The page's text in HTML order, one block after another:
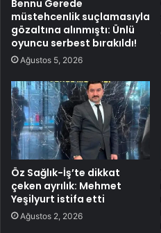
Bennu Gerede
müstehcenlik suçlamasıyla
gözaltına alınmıştı: Ünlü
oyuncu serbest bırakıldı!
Ağustos 5, 2026
Öz Sağlık-İş’te dikkat
çeken ayrılık: Mehmet
Yeşilyurt istifa etti
Ağustos 2, 2026